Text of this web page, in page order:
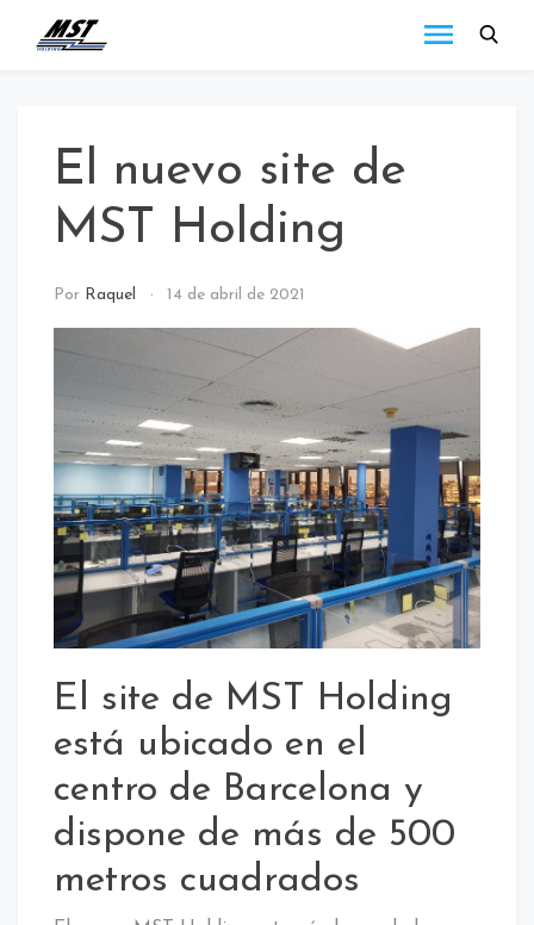
El nuevo site de
MST Holding
Por Raquel 14 de abril de 2021
El site de MST Holding
está ubicado en el
centro de Barcelona y
dispone de más de 500
metros cuadrados